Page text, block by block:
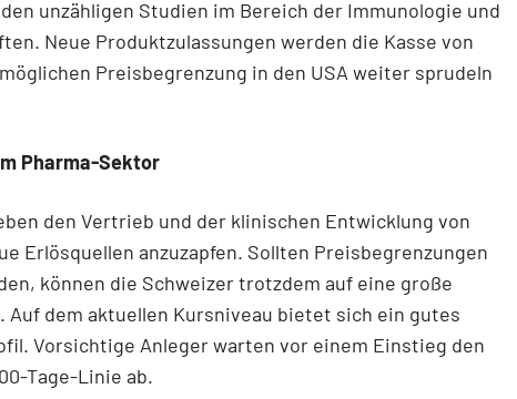
unzähligen Studien im Bereich der Immunologie und
Neue Produktzulassungen werden die Kasse von
Preisbegrenzung in den USA weiter sprudeln
Pharma-Sektor
den Vertrieb und der klinischen Entwicklung von
Erlösquellen anzuzapfen. Sollten Preisbegrenzungen
können die Schweizer trotzdem auf eine große
Auf dem aktuellen Kursniveau bietet sich ein gutes
Vorsichtige Anleger warten vor einem Einstieg den
Tage-Linie ab.